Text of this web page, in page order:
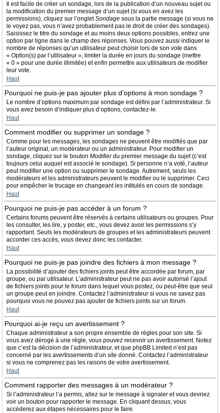
Il est facile de créer un sondage, lors de la publication d’un nouveau sujet ou
la modification du premier message d’un sujet (si vous en avez les
permissions), cliquez sur l’ongletSondage sous la partie message (si vous ne
le voyez pas, vous n’avez probablement pas le droit de créer des sondages).
Saisissez le titre du sondage et au moins deux options possibles, entrez une
option par ligne dans le champ des réponses. Vous pouvez aussi indiquer le
nombre de réponses qu’un utilisateur peut choisir lors de son vote dans
« Option(s) par l’utilisateur », limiter la durée en jours du sondage (mettre
« 0 » pour une durée illimitée) et enfin permettre aux utilisateurs de modifier
leur vote.
Haut
Pourquoi ne puis-je pas ajouter plus d’options à mon sondage ?
Le nombre d’options maximum par sondage est défini par l’administrateur. Si
vous avez besoin d’indiquer plus d’options, contactez-le.
Haut
Comment modifier ou supprimer un sondage ?
Comme pour les messages, les sondages ne peuvent être modifiés que par
l’auteur original, un modérateur ou un administrateur. Pour modifier un
sondage, cliquez sur le bouton Modifierdu premier message du sujet (c’est
toujours celui auquel est associé le sondage). Si personne n’a voté, l’auteur
peut modifier une option ou supprimer le sondage. Autrement, seuls les
modérateurs et les administrateurs peuvent le modifier ou le supprimer. Ceci
pour empêcher le trucage en changeant les intitulés en cours de sondage.
Haut
Pourquoi ne puis-je pas accéder à un forum ?
Certains forums peuvent être réservés à certains utilisateurs ou groupes. Pour
les consulter, les lire, y poster, etc., vous devez avoir les permissions s’y
rapportant. Seuls les modérateurs de groupes et les administrateurs peuvent
accorder ces accès, vous devez donc les contacter.
Haut
Pourquoi ne puis-je pas joindre des fichiers à mon message ?
La possibilité d’ajouter des fichiers joints peut être accordée par forum, par
groupe, ou par utilisateur. L’administrateur peut ne pas avoir autorisé l’ajout
de fichiers joints pour le forum dans lequel vous postez, ou peut-être que seul
un groupe peut en joindre. Contactez l’administrateur si vous ne savez pas
pourquoi vous ne pouvez pas ajouter de fichiers joints sur un forum.
Haut
Pourquoi ai-je reçu un avertissement ?
Chaque administrateur a son propre ensemble de règles pour son site. Si
vous avez dérogé à une règle, vous pouvez recevoir un avertissement. Notez
que c’est la décision de l’administrateur, et que phpBB Limited n’est pas
concerné par les avertissements d’un site donné. Contactez l’administrateur
si vous ne comprenez pas les raisons de votre avertissement.
Haut
Comment rapporter des messages à un modérateur ?
Si l’administrateur l’a permis, allez sur le message à signaler et vous devriez
voir un bouton pour rapporter le message. En cliquant dessus, vous
accéderez aux étapes nécessaires pour le faire.